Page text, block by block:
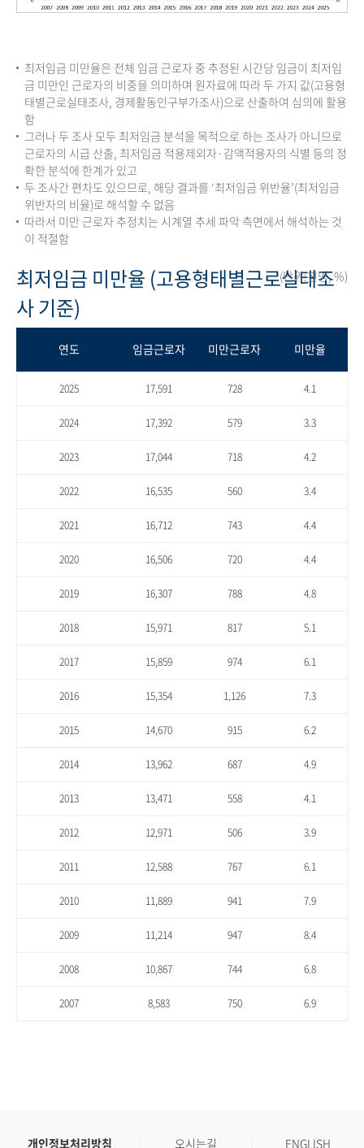
최저임금 미만율은 전체 임금 근로자 중 추정된 시간당 임금이 최저임
금 미만인 근로자의 비중을 의미하며 원자료에 따라 두 가지 값(고용형
태별근로실태조사, 경제활동인구부가조사)으로 산출하여 심의에 활용
함
그러나 두 조사 모두 최저임금 분석을 목적으로 하는 조사가 아니므로
근로자의 시급 산출, 최저임금 적용제외자·감액적용자의 식별 등의 정
확한 분석에 한계가 있고
두 조사간 편차도 있으므로, 해당 결과를 ‘최저임금 위반율’(최저임금
위반자의 비율)로 해석할 수 없음
따라서 미만 근로자 추정치는 시계열 추세 파악 측면에서 해석하는 것
이 적절함
최저임금 미만율 (고용형태별근로실태조
사 기준)
(단위:천명, %)
연도 임금근로자 미만근로자 미만율
2025 17,591 728 4.1
2024 17,392 579 3.3
2023 17,044 718 4.2
2022 16,535 560 3.4
2021 16,712 743 4.4
2020 16,506 720 4.4
2019 16,307 788 4.8
2018 15,971 817 5.1
2017 15,859 974 6.1
2016 15,354 1,126 7.3
2015 14,670 915 6.2
2014 13,962 687 4.9
2013 13,471 558 4.1
2012 12,971 506 3.9
2011 12,588 767 6.1
2010 11,889 941 7.9
2009 11,214 947 8.4
2008 10,867 744 6.8
2007 8,583 750 6.9
개인정보처리방침 오시는길 ENGLISH